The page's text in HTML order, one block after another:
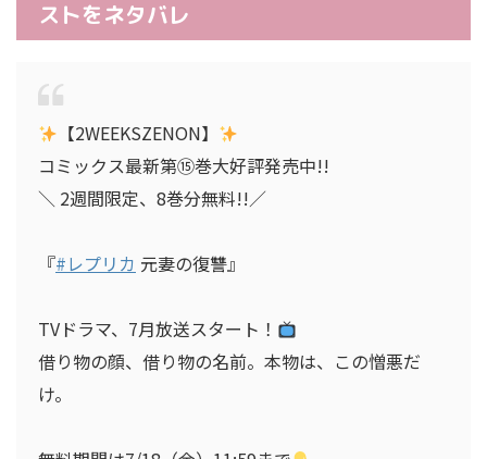
ストをネタバレ
【2WEEKSZENON】
コミックス最新第⑮巻大好評発売中!!
＼ 2週間限定、8巻分無料!!／
『#レプリカ 元妻の復讐』
TVドラマ、7月放送スタート！
借り物の顔、借り物の名前。本物は、この憎悪だ
け。